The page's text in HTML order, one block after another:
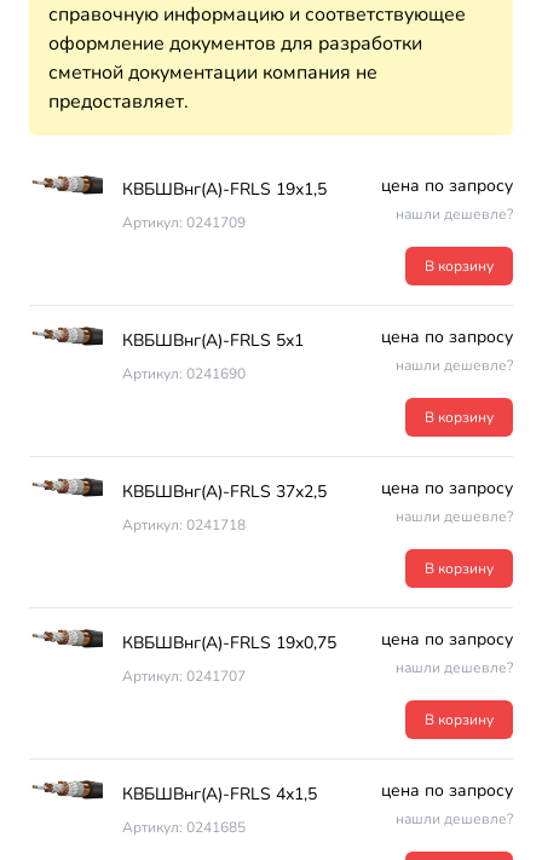
справочную информацию и соответствующее
оформление документов для разработки
сметной документации компания не
предоставляет.
КВБШВнг(А)-FRLS 19х1,5
Артикул: 0241709
цена по запросу
нашли дешевле?
В корзину
КВБШВнг(А)-FRLS 5х1
Артикул: 0241690
цена по запросу
нашли дешевле?
В корзину
КВБШВнг(А)-FRLS 37х2,5
Артикул: 0241718
цена по запросу
нашли дешевле?
В корзину
КВБШВнг(А)-FRLS 19х0,75
Артикул: 0241707
цена по запросу
нашли дешевле?
В корзину
КВБШВнг(А)-FRLS 4х1,5
Артикул: 0241685
цена по запросу
нашли дешевле?